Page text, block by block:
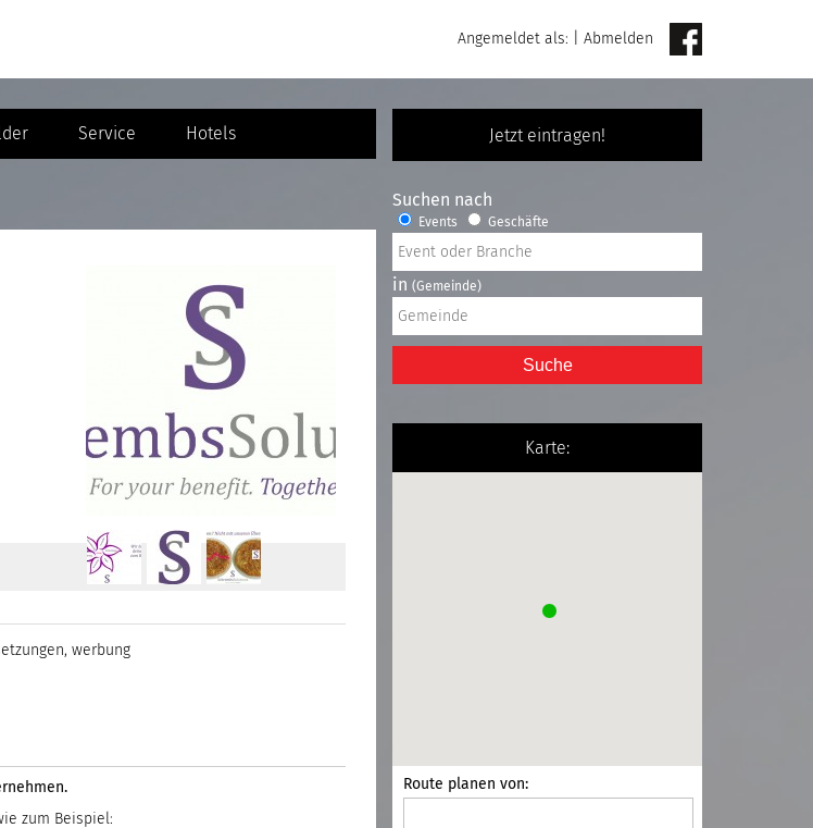
Angemeldet als: Abmelden
Jetzt eintragen!
Service Hotels
, werbung
zum Beispiel:
Suchen nach
Events Geschäfte
in (Gemeinde)
Suche
Karte:
Route planen von: